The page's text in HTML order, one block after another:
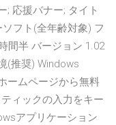
; 応援バナー; タイト
フト(全年齢対象) フ
間半 バージョン 1.02
(推奨) Windows
ームページから無料
ィックの入力をキー
アプリケーション